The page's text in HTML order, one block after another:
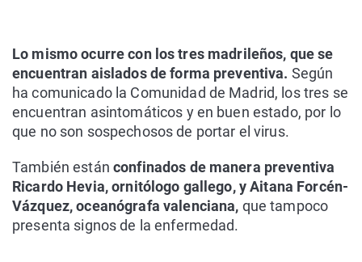
Lo mismo ocurre con los tres madrileños, que se
encuentran aislados de forma preventiva. Según
ha comunicado la Comunidad de Madrid, los tres se
encuentran asintomáticos y en buen estado, por lo
que no son sospechosos de portar el virus.
También están confinados de manera preventiva
Ricardo Hevia, ornitólogo gallego, y Aitana Forcén-
Vázquez, oceanógrafa valenciana, que tampoco
presenta signos de la enfermedad.